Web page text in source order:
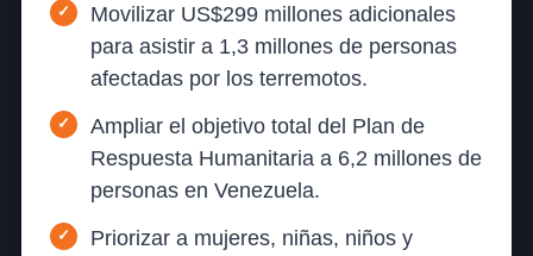
Movilizar US$299 millones adicionales
para asistir a 1,3 millones de personas
afectadas por los terremotos.
Ampliar el objetivo total del Plan de
Respuesta Humanitaria a 6,2 millones de
personas en Venezuela.
Priorizar a mujeres, niñas, niños y